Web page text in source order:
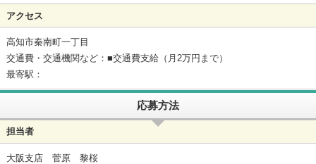
アクセス
高知市秦南町一丁目
交通費・交通機関など：■交通費支給（月2万円まで）
最寄駅：
応募方法
担当者
大阪支店 菅原 黎桜